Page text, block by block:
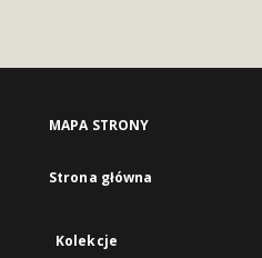
MAPA STRONY
Strona główna
Kolekcje